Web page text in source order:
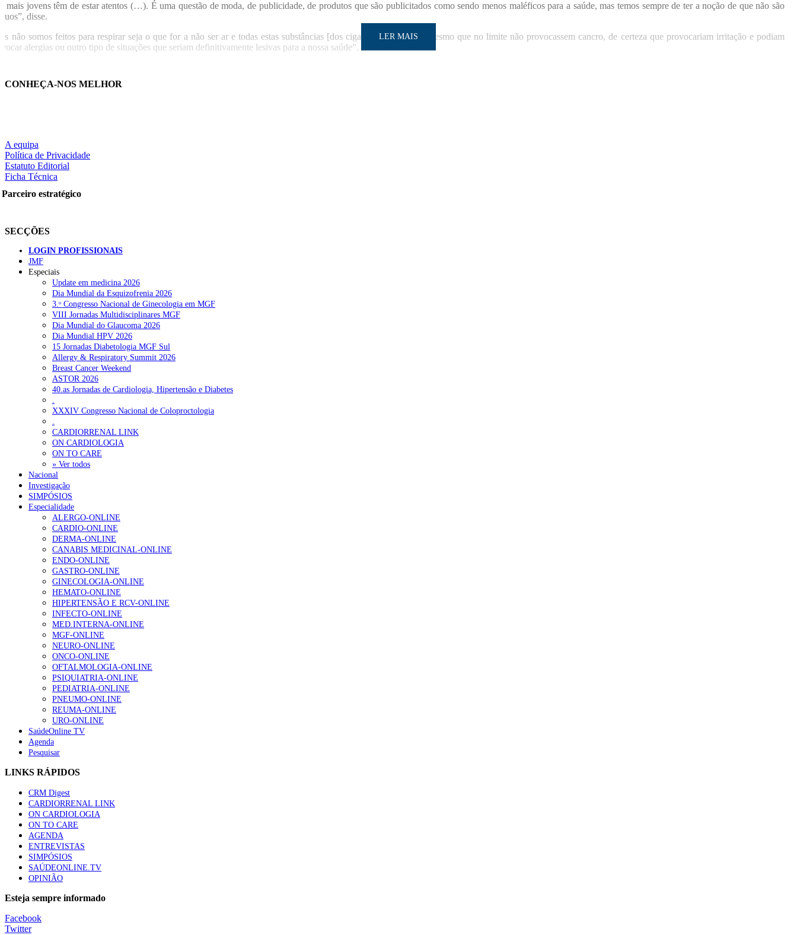
mais jovens têm de estar atentos (…). É uma questão de moda, de publicidade, de produtos que são publicitados como sendo menos maléficos para a saúde, mas temos sempre de ter a noção de que não são
disse.
não somos feitos para respirar seja o que for a não ser ar e todas estas substâncias [dos cigarros eletrónicos], mesmo que no limite não provocassem cancro, de certeza que provocariam irritação e podiam
alergias ou outro tipo de situações que seriam definitivamente lesivas para a nossa saúde”, acrescentou.
o que acontece dezenas de vezes sempre que se fuma um cigarro.
LUSA
nas redes sociais:
RECENTES
Plataforma criada por estudantes apoia famílias após diagnóstico de demência
ULS Alto Alentejo e IPO de Lisboa reforçam cooperação em Oncologia, formação e investigação
Montenegro defende gestão pública ou privada para garantir médicos de família
Governo admite cobrar taxas a utentes que recusem vaga em cuidados continuados
Estudo aponta potencial da casca de maracujá-roxo no controlo da inflamação da asma
MAIS LIDAS
Enfermagem Forense. “Da urgência ao tribunal, cada gesto conta e cada profissional faz a diferença”
202 visualizações
Alguns milhares de utentes podem ficar sem médico de família com nova regras do registo, alerta associação
167 visualizações
Quase quatro em cada dez doentes com enfarte apresentavam níveis elevados de Lp(a), revela estudo
84 visualizações
Trodelvy aprovado para primeira linha no cancro da mama triplo negativo metastático em doentes não elegíveis para inibidores PD-(L)1
58 visualizações
1.º Episódio do Podcast “Frequência Cardio – Sintoniza-te na Insuficiência Cardíaca” da Bayer
58 visualizações
Canábis medicinal e saúde mental
53 visualizações
MAIS NOTÍCIAS
Plataforma criada por estudantes apoia famílias após diagnóstico de demência
LER MAIS
CONHEÇA-NOS MELHOR
A equipa
Política de Privacidade
Estatuto Editorial
Ficha Técnica
Parceiro estratégico
SECÇÕES
LOGIN PROFISSIONAIS
JMF
Especiais
Update em medicina 2026
Dia Mundial da Esquizofrenia 2026
3.ᵒ Congresso Nacional de Ginecologia em MGF
VIII Jornadas Multidisciplinares MGF
Dia Mundial do Glaucoma 2026
Dia Mundial HPV 2026
15 Jornadas Diabetologia MGF Sul
Allergy & Respiratory Summit 2026
Breast Cancer Weekend
ASTOR 2026
40.as Jornadas de Cardiologia, Hipertensão e Diabetes
.
XXXIV Congresso Nacional de Coloproctologia
.
CARDIORRENAL LINK
ON CARDIOLOGIA
ON TO CARE
» Ver todos
Nacional
Investigação
SIMPÓSIOS
Especialidade
ALERGO-ONLINE
CARDIO-ONLINE
DERMA-ONLINE
CANABIS MEDICINAL-ONLINE
ENDO-ONLINE
GASTRO-ONLINE
GINECOLOGIA-ONLINE
HEMATO-ONLINE
HIPERTENSÃO E RCV-ONLINE
INFECTO-ONLINE
MED.INTERNA-ONLINE
MGF-ONLINE
NEURO-ONLINE
ONCO-ONLINE
OFTALMOLOGIA-ONLINE
PSIQUIATRIA-ONLINE
PEDIATRIA-ONLINE
PNEUMO-ONLINE
REUMA-ONLINE
URO-ONLINE
SaúdeOnline TV
Agenda
Pesquisar
LINKS RÁPIDOS
CRM Digest
CARDIORRENAL LINK
ON CARDIOLOGIA
ON TO CARE
AGENDA
ENTREVISTAS
SIMPÓSIOS
SAÚDEONLINE.TV
OPINIÃO
Esteja sempre informado
Facebook
Twitter